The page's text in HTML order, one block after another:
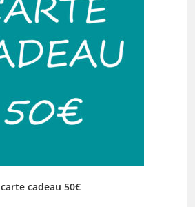
carte cadeau 50€